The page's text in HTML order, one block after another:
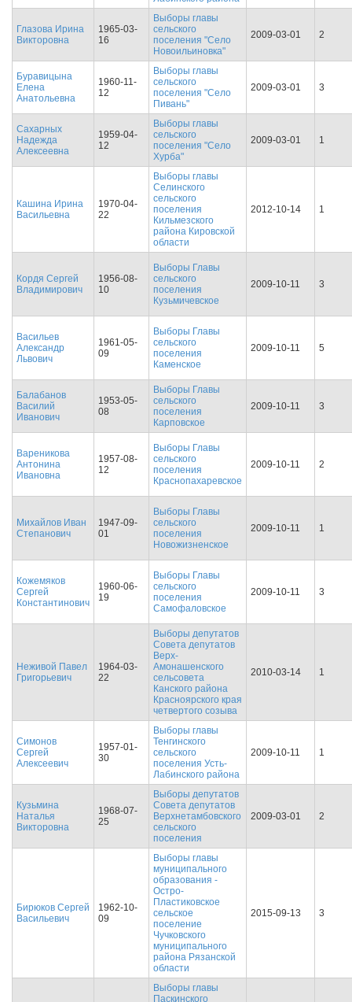
Глазова Ирина
Викторовна
1965-03-
16
Выборы главы
сельского
поселения "Село
Новоильиновка"
2009-03-01 2
Буравицына
Елена
Анатольевна
1960-11-
12
Выборы главы
сельского
поселения "Село
Пивань"
2009-03-01 3
Сахарных
Надежда
Алексеевна
1959-04-
12
Выборы главы
сельского
поселения "Село
Хурба"
2009-03-01 1
Кашина Ирина
Васильевна
1970-04-
22
Выборы главы
Селинского
сельского
поселения
Кильмезского
района Кировской
области
2012-10-14 1
Кордя Сергей
Владимирович
1956-08-
10
Выборы Главы
сельского
поселения
Кузьмичевское
2009-10-11 3
Васильев
Александр
Львович
1961-05-
09
Выборы Главы
сельского
поселения
Каменское
2009-10-11 5
Балабанов
Василий
Иванович
1953-05-
08
Выборы Главы
сельского
поселения
Карповское
2009-10-11 3
Вареникова
Антонина
Ивановна
1957-08-
12
Выборы Главы
сельского
поселения
Краснопахаревское
2009-10-11 2
Михайлов Иван
Степанович
1947-09-
01
Выборы Главы
сельского
поселения
Новожизненское
2009-10-11 1
Кожемяков
Сергей
Константинович
1960-06-
19
Выборы Главы
сельского
поселения
Самофаловское
2009-10-11 3
Неживой Павел
Григорьевич
1964-03-
22
Выборы депутатов
Совета депутатов
Верх-
Амонашенского
сельсовета
Канского района
Красноярского края
четвертого созыва
2010-03-14 1
Симонов
Сергей
Алексеевич
1957-01-
30
Выборы главы
Тенгинского
сельского
поселения Усть-
Лабинского района
2009-10-11 1
Кузьмина
Наталья
Викторовна
1968-07-
25
Выборы депутатов
Совета депутатов
Верхнетамбовского
сельского
поселения
2009-03-01 2
Бирюков Сергей
Васильевич
1962-10-
09
Выборы главы
муниципального
образования -
Остро-
Пластиковское
сельское
поселение
Чучковского
муниципального
района Рязанской
области
2015-09-13 3
Выборы главы
Паскинского